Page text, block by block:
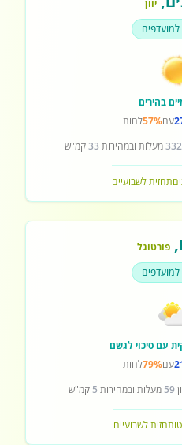
יוון
בהירים
עם57%לחות
332מעלות ובמהירות 33קמ"ש
תחזית לשבועיים
,פורטוגל
עם סיכוי לגשם
עם79%לחות
59 מעלות ובמהירות 5 קמ"ש
תחזית לשבועיים